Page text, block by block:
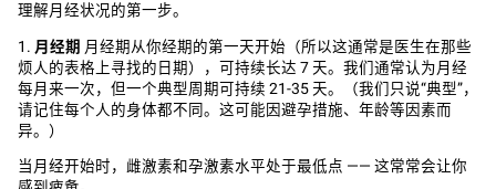
理解月经状况的第一步。
‌1. 月经期 ‌ 月经期从你经期的第一天开始（所以这通常是医生在那些
烦人的表格上寻找的日期），可持续长达 7 天。我们通常认为月经
每月来一次，但一个典型周期可持续 21-35 天。（我们只说“典型”，
请记住每个人的身体都不同。这可能因避孕措施、年龄等因素而
异。）
当月经开始时，雌激素和孕激素水平处于最低点 —— 这常常会让你